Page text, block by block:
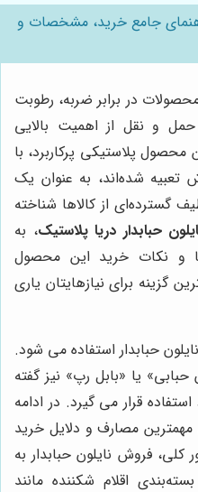
جامع خرید، مشخصات و
در برابر ضربه، رطوبت
و نقل از اهمیت بالایی
محصول پلاستیکی پرکاربرد، با
شده‌اند، به عنوان یک
گسترده‌ای از کالاها شناخته
حبابدار دریا پلاستیک، به
و نکات خرید این محصول
گزینه برای نیازهایتان یاری
حبابدار استفاده می شود.
حبابی» یا «بابل رپ» نیز گفته
قرار می گیرد. در ادامه
مصارف و دلایل خرید
کلی، فروش نایلون حبابدار به
اقلام شکننده مانند